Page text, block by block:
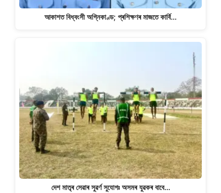
আকাশত বিধ্বংসী অগ্নিকাণ্ড; প্ৰশিক্ষণৰ মাজতে কাৰ্বি…
দেশ মাতৃৰ সেৱাৰ সুৱৰ্ণ সুযোগঃ অসমৰ যুৱকৰ বাবে…